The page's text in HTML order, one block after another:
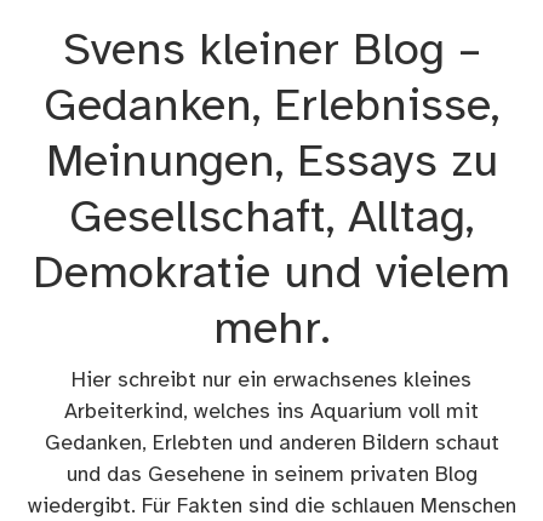
Svens kleiner Blog –
Gedanken, Erlebnisse,
Meinungen, Essays zu
Gesellschaft, Alltag,
Demokratie und vielem
mehr.
Hier schreibt nur ein erwachsenes kleines
Arbeiterkind, welches ins Aquarium voll mit
Gedanken, Erlebten und anderen Bildern schaut
und das Gesehene in seinem privaten Blog
wiedergibt. Für Fakten sind die schlauen Menschen